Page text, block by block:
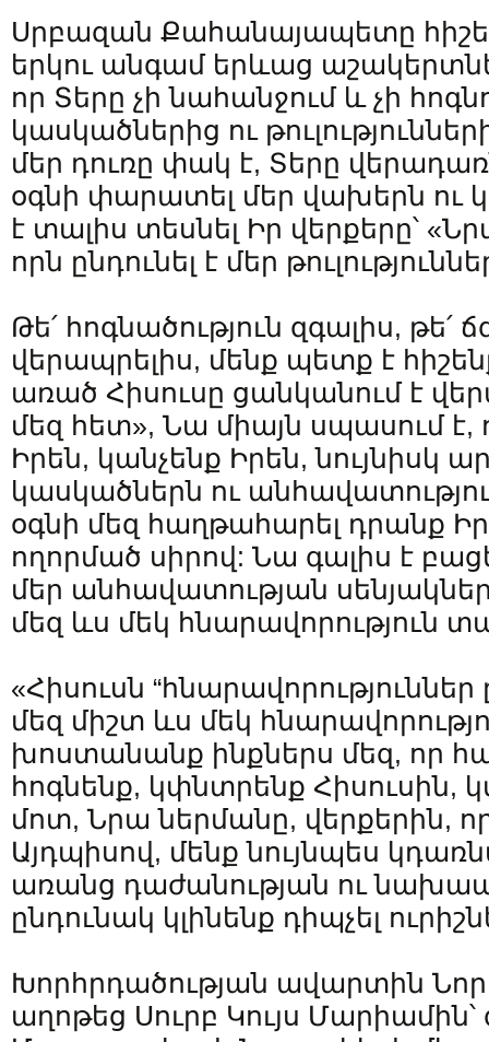
Սրբազան Քահանայապետը
երկու անգամ երևաց
որ Տերը չի նահանջում և չի
կասկածներից ու
մեր դուռը փակ է, Տերը
օգնի փարատել մեր վախերն ու
է տալիս տեսնել Իր վերքերը՝
որն ընդունել է մեր
Թե՛ հոգնածություն զգալիս, թե՛
վերապրելիս, մենք պետք է
առած Հիսուսը ցանկանում է
մեզ հետ», Նա միայն սպասում է,
Իրեն, կանչենք Իրեն, նույնիսկ
կասկածներն ու
օգնի մեզ հաղթահարել դրանք
ողորմած սիրով: Նա գալիս է
մեր անհավատության
մեզ ևս մեկ հնարավորություն
«Հիսուսն
մեզ միշտ ևս մեկ
խոստանանք ինքներս մեզ, որ
հոգնենք, կփնտրենք
մոտ, Նրա ներմանը, վերքերին,
Այդպիսով, մենք նույնպես
առանց դաժանության ու
ընդունակ կլինենք դիպչել
Խորհրդածության ավարտին
աղոթեց Սուրբ Կույս